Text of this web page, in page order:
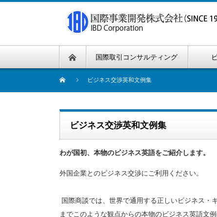
国際取引コンサルティング
ビジネス交渉英和文例集
ビジネス交渉英和文例集
わが国初、本物のビジネス英語をご紹介します。
外国企業とのビジネス交渉にご利用ください。
国際商談では、世界で通用する正しいビジネス・
までこのような観点からの本物のビジネス英語文